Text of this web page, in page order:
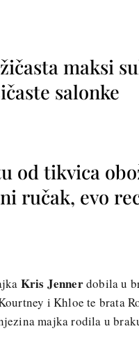
maksi
salonke
od tikvica
ručak, evo
Kris Jennerdobila u
i Khloe te brata
majka rodila u